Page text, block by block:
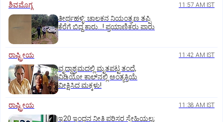
ಶಿವಮೊಗ್ಗ 11:57 AM IST
ತೀರ್ಥಹಳ್ಳಿ: ಚಾಲಕನ ನಿಯಂತ್ರಣ ತಪ್ಪಿ
ಕೆರೆಗೆ ಬಿದ್ದ ಕಾರು...! ಪ್ರಯಾಣಿಕರು ಪಾರು
ರಾಷ್ಟ್ರೀಯ 11:42 AM IST
ವೃದ್ಧಾಶ್ರಮದಲ್ಲಿ ಮೃತಪಟ್ಟ ತಂದೆ,
ವಿಡಿಯೋ ಕಾಲ್‌ನಲ್ಲಿ ಅಂತ್ಯಕ್ರಿಯೆ
ವೀಕ್ಷಿಸಿದ ಮಕ್ಕಳು!
ರಾಷ್ಟ್ರೀಯ 11:38 AM IST
ಇ20 ಇಂಧನ ನೀತಿ ಪರಿಸರ ಸ್ನೇಹಿಯಲ್ಲ;